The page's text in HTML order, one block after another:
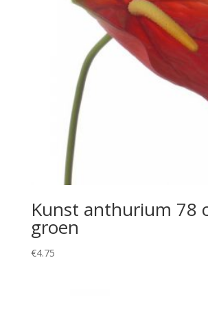
Kunst anthurium 78
groen
€4.75